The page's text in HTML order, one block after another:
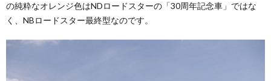
の純粋なオレンジ色はNDロードスターの「30周年記念車」ではな
く、NBロードスター最終型なのです。